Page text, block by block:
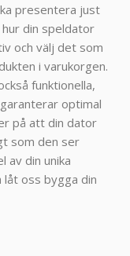
presentera just
hur din speldator
och välj det som
i varukorgen.
funktionella,
optimal
på att din dator
som den ser
av din unika
oss bygga din